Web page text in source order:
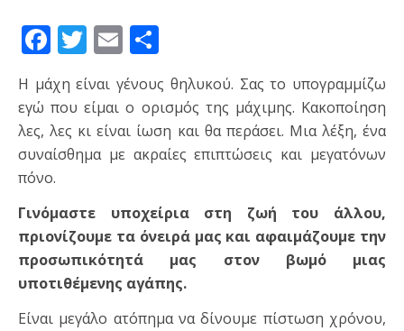
Facebook
Twitter
Email
Η μάχη είναι γένους θηλυκού. Σας το υπογραμμίζω
εγώ που είμαι ο ορισμός της μάχιμης. Κακοποίηση
λες, λες κι είναι ίωση και θα περάσει. Μια λέξη, ένα
συναίσθημα με ακραίες επιπτώσεις και μεγατόνων
πόνο.
Γινόμαστε υποχείρια στη ζωή του άλλου,
πριονίζουμε τα όνειρά μας και αφαιμάζουμε την
προσωπικότητά μας στον βωμό μιας
υποτιθέμενης αγάπης.
Είναι μεγάλο ατόπημα να δίνουμε πίστωση χρόνου,